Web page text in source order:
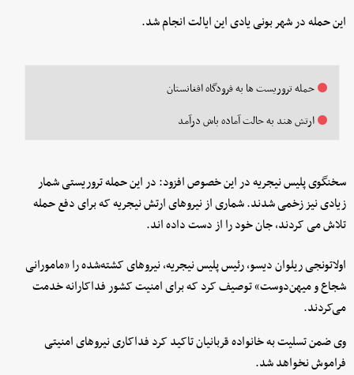
این حمله در شهر بونی یادی این ایالت انجام شد.
حمله تروریست ها به فرودگاه افغانستان
ارتش هند به حالت آماده باش درآمد
سخنگوی پلیس نیجریه در این خصوص افزود: در این حمله تروریستی شمار
زیادی نیز زخمی شدند. شماری از نیروهای ارتش نیجریه که برای دفع حمله
تلاش می‌ کردند، جان خود را از دست داده‌ اند.
اولاتونجی ریلوان دیسو، رئیس پلیس نیجریه، نیروهای کشته‌شده را «مامورانی
شجاع و میهن‌دوست» توصیف کرد که برای امنیت کشور فداکارانه خدمت
می‌کردند.
وی ضمن تسلیت به خانواده قربانیان تاکید کرد فداکاری نیروهای امنیتی
فراموش نخواهد شد.